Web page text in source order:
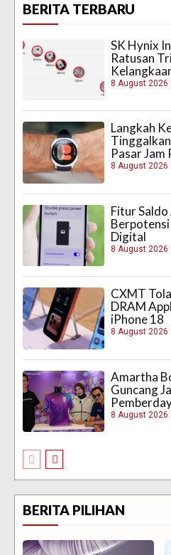
BERITA TERBARU
SK Hynix
Ratusan
8 August 2026
Langkah
Pasar
8 August 2026
Fitur
Berpotensi
Digital
8 August 2026
CXMT
DRAM
iPhone 18
8 August 2026
Amartha
Guncang
8 August 2026
BERITA PILIHAN